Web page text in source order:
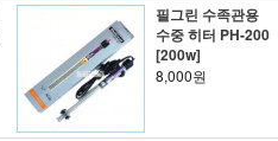
필그린 수족관용
수중 히터 PH-200
[200w]
8,000원